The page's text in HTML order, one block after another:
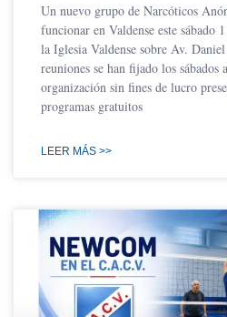
Un nuevo grupo de Narcóticos
funcionar en Valdense este sábado
la Iglesia Valdense sobre Av.
reuniones se han fijado los sábados
organización sin fines de lucro
programas gratuitos
LEER MÁS >>